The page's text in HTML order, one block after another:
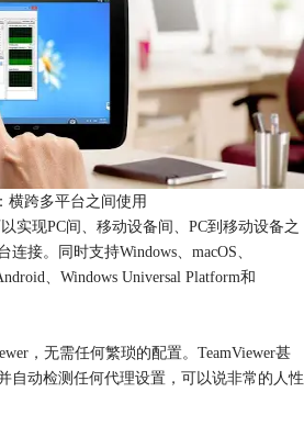
横跨多平台之间使用
实现PC间、移动设备间、PC到移动设备之
接。同时支持Windows、macOS、
、Windows Universal Platform和
，无需任何繁琐的配置。TeamViewer甚
自动检测任何代理设置，可以说非常的人性